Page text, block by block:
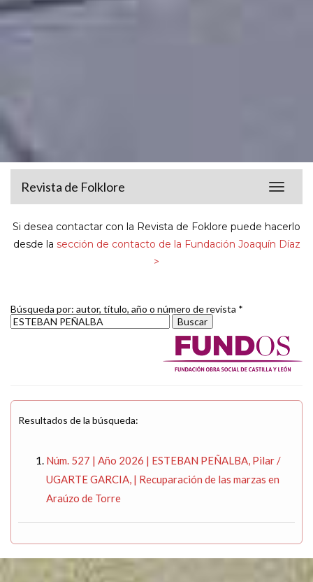
Toggle
Revista de Folklore
Si desea contactar con la Revista de Foklore puede hacerlo
desde la sección de contacto de la Fundación Joaquín Díaz
>
Búsqueda por: autor, título, año o número de revista *
Resultados de la búsqueda:
Núm. 527 | Año 2026 | ESTEBAN PEÑALBA, Pilar /
UGARTE GARCIA, | Recuparación de las marzas en
Araúzo de Torre